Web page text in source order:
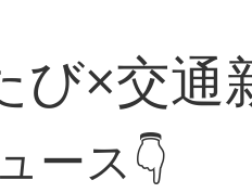
び×交通
ース👇